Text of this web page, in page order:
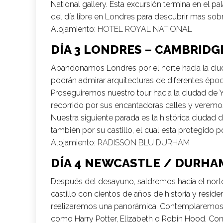
National gallery. Esta excursión termina en el
del día libre en Londres para descubrir mas
Alojamiento: HOTEL ROYAL NATIONAL
DÍA 3 LONDRES –
Abandonamos Londres por el norte hacia la
podrán admirar arquitecturas de diferentes
Proseguiremos nuestro tour hacia la ciudad
recorrido por sus encantadoras calles y
Nuestra siguiente parada es la histórica
también por su castillo, el cual esta protegido
Alojamiento: RADISSON BLU DURHAM
DÍA 4 NEWCASTLE /
Después del desayuno, saldremos hacia el
castillo con cientos de años de historia y
realizaremos una panorámica.
como Harry Potter, Elizabeth o Robin Hood.